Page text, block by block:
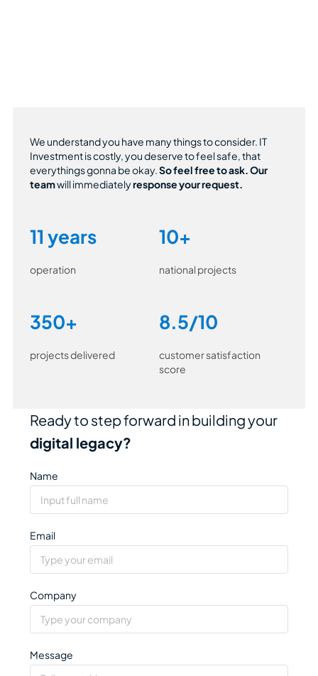
Ready to step forward in building your
digital legacy?
Name
Email
Company
Message
We understand you have many things to consider. IT
Investment is costly, you deserve to feel safe, that
everythings gonna be okay. So feel free to ask. Our
teamwill immediatelyresponse your request.
11 years
operation
10+
national projects
350+
projects delivered
8.5/10
customer satisfaction
score